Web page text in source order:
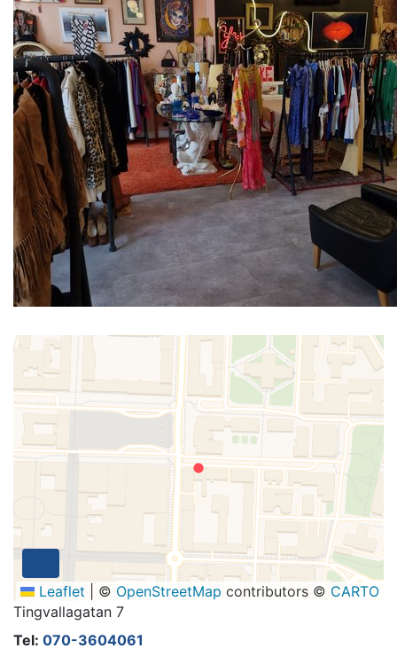
Leaflet © OpenStreetMap contributors © CARTO
Tingvallagatan 7
Tel: 070-3604061